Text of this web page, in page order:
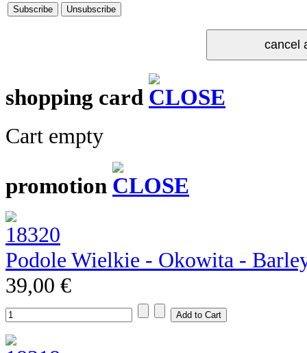
shopping card
Cart empty
promotion
Podole Wielkie - Okowita -
39,00 €